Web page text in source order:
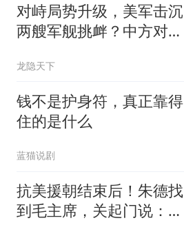
对峙局势升级，美军击沉
两艘军舰挑衅？中方对美
龙隐天下
钱不是护身符，真正靠得
住的是什么
蓝猫说剧
抗美援朝结束后！朱德找
到毛主席，关起门说：我